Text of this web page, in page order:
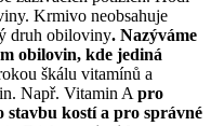
Krmivo neobsahuje
druh obiloviny. Nazýváme
obilovin, kde jediná
škálu vitamínů a
Např. Vitamin A pro
stavbu kostí a pro správné